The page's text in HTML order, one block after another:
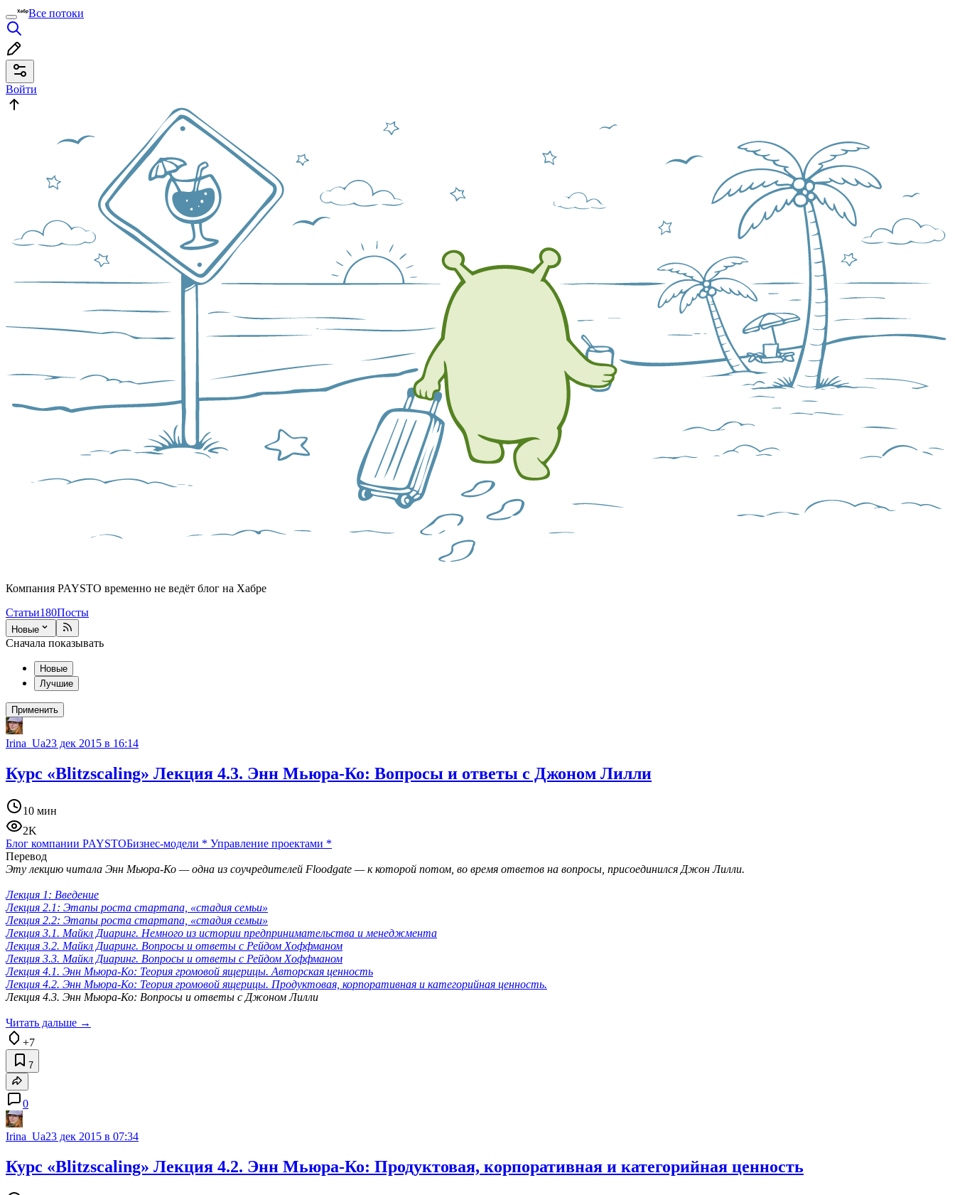
Все потоки
Войти
Компания PAYSTO временно не ведёт блог на Хабре
Статьи180Посты
Новые
Сначала показывать
Новые
Лучшие
Применить
Irina_Ua23 дек 2015 в 16:14
Курс «Blitzscaling» Лекция 4.3. Энн Мьюра-Ко: Вопросы и ответы с Джоном Лилли
10 мин
2K
Блог компании PAYSTOБизнес-модели * Управление проектами *
Перевод
Эту лекцию читала Энн Мьюра-Ко — одна из соучредителей Floodgate — к которой потом, во время ответов на вопросы, присоединился Джон Лилли.
Лекция 1: Введение
Лекция 2.1: Этапы роста стартапа, «стадия семьи»
Лекция 2.2: Этапы роста стартапа, «стадия семьи»
Лекция 3.1. Майкл Диаринг. Немного из истории предпринимательства и менеджмента
Лекция 3.2. Майкл Диаринг. Вопросы и ответы с Рейдом Хоффманом
Лекция 3.3. Майкл Диаринг. Вопросы и ответы с Рейдом Хоффманом
Лекция 4.1. Энн Мьюра-Ко: Теория громовой ящерицы. Авторская ценность
Лекция 4.2. Энн Мьюра-Ко: Теория громовой ящерицы. Продуктовая, корпоративная и категорийная ценность.
Лекция 4.3. Энн Мьюра-Ко: Вопросы и ответы с Джоном Лилли
Читать дальше →
+7
7
0
Irina_Ua23 дек 2015 в 07:34
Курс «Blitzscaling» Лекция 4.2. Энн Мьюра-Ко: Продуктовая, корпоративная и категорийная ценность